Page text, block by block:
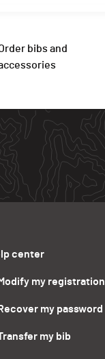
bibs and
center
Modify my registration
my password
my bib